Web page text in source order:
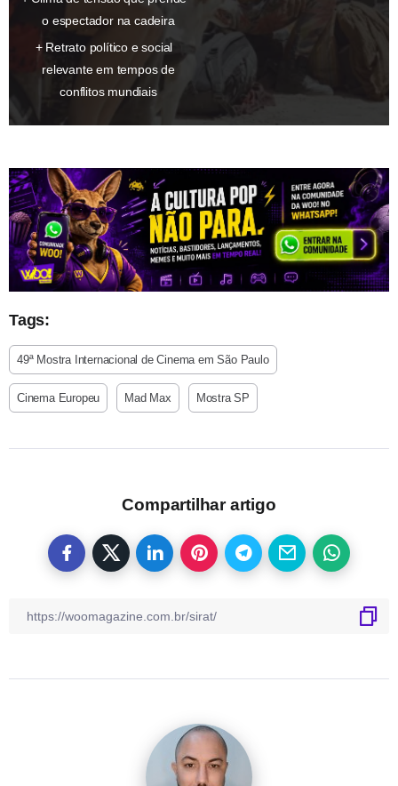
o espectador na cadeira
Retrato político e social
relevante em tempos de
conflitos mundiais
Tags:
49ª Mostra Internacional de Cinema em São Paulo
Cinema Europeu Mad Max Mostra SP
Compartilhar artigo